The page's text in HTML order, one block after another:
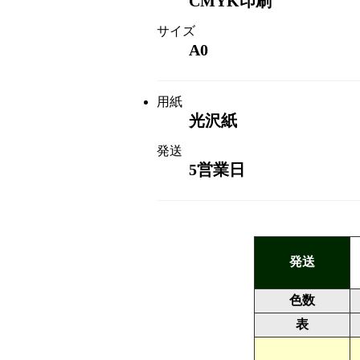
サイズ
A0
用紙
光沢紙
発送
5営業日
発送
色数
表